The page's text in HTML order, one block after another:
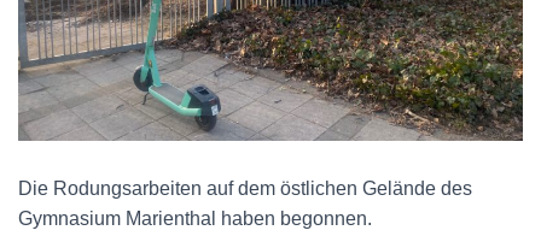
Die Rodungsarbeiten auf dem östlichen Gelände des
Gymnasium Marienthal haben begonnen.